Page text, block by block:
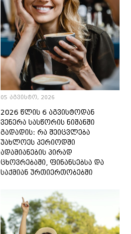
05 აგვისტო, 2026
2026 წლის 6 აგვისტოდან
ვენერა სასწორის ნიშანში
გადადის: რა შეიცვლება
უახლოეს პერიოდში
ადამიანების პირად
ცხოვრებაში, ფინანსებსა და
საქმიან ურთიერთობებში